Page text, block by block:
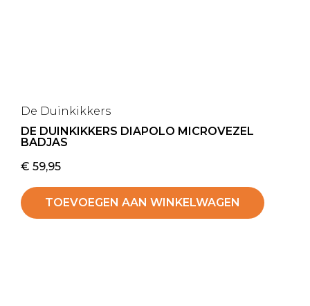
De Duinkikkers
DE DUINKIKKERS DIAPOLO MICROVEZEL
BADJAS
€ 59,95
TOEVOEGEN AAN WINKELWAGEN